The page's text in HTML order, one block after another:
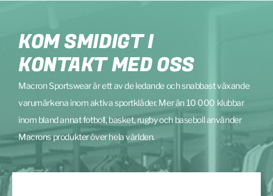
KOM SMIDIGT I
KONTAKT MED OSS
Macron Sportswear är ett av de ledande och snabbast växande
varumärkena inom aktiva sportkläder. Mer än 10 000 klubbar
inom bland annat fotboll, basket, rugby och baseboll använder
Macrons produkter över hela världen.